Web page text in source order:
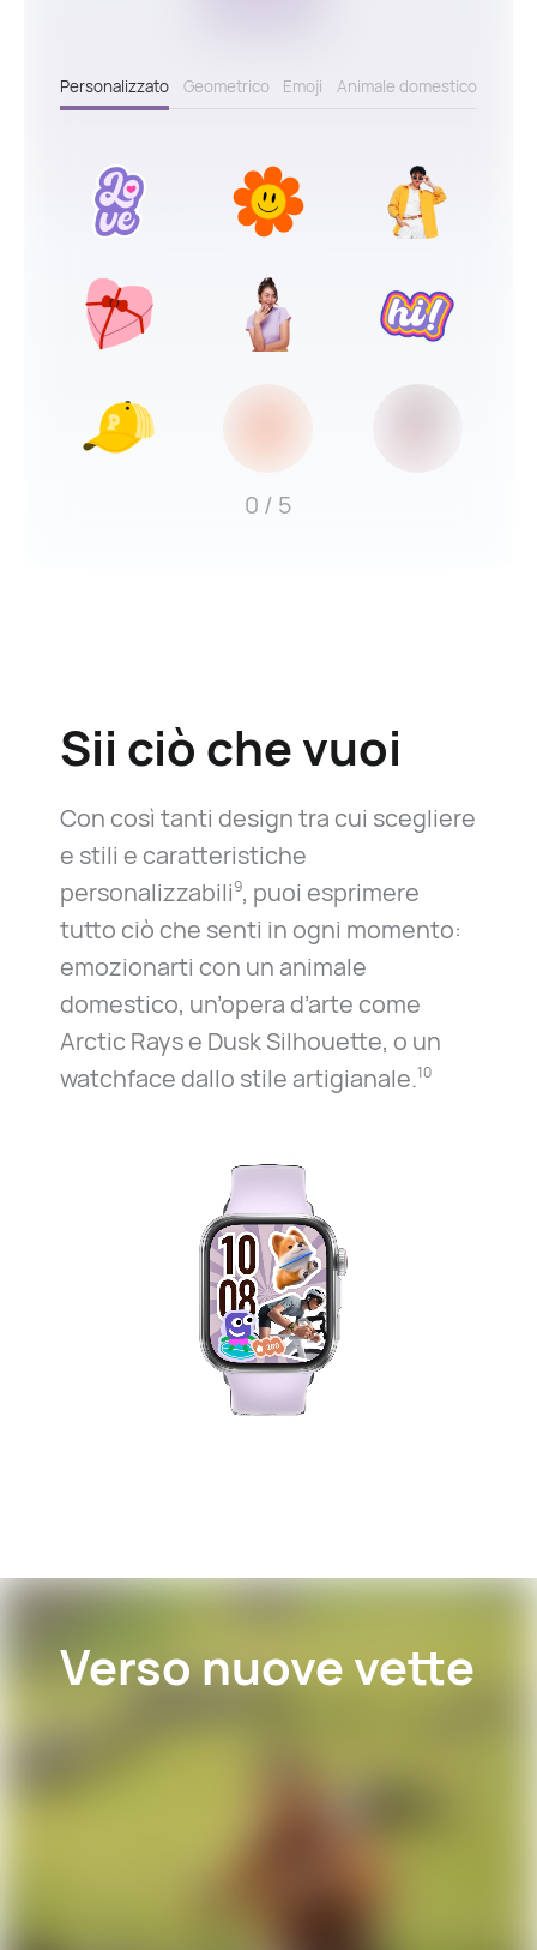
Personalizzato Geometrico Emoji Animale domestico
0 / 5
Sii ciò che vuoi
Con così tanti design tra cui scegliere
e stili e caratteristiche
personalizzabili9, puoi esprimere
tutto ciò che senti in ogni momento:
emozionarti con un animale
domestico, un’opera d’arte come
Arctic Rays e Dusk Silhouette, o un
watchface dallo stile artigianale.10
Verso nuovevette